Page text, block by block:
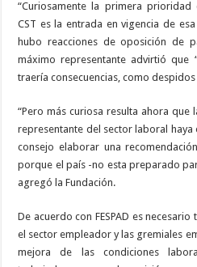
“Curiosamente la primera
CST es la entrada en vigencia de
hubo reacciones de oposición de
máximo representante advirtió que
traería consecuencias, como
“Pero más curiosa resulta ahora que
representante del sector laboral haya
consejo elaborar una
porque el país -no esta preparado
agregó la Fundación.
De acuerdo con FESPAD es
el sector empleador y las gremiales
mejora de las condiciones